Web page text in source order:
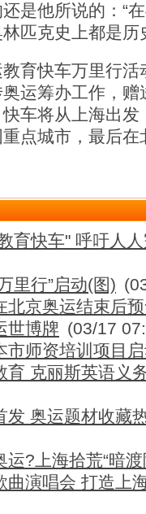
是他所说的：“
匹克史上都是历
快车万里行活
运筹办工作，
车将从上海出
点城市，最后在
育快车" 呼吁人
里行”启动(图)
北京奥运结束后预
世博牌 (03/17
市师资培训项目
育 克丽斯英语义
发 奥运题材收藏
?上海拾荒“暗渡
曲演唱会 打造上